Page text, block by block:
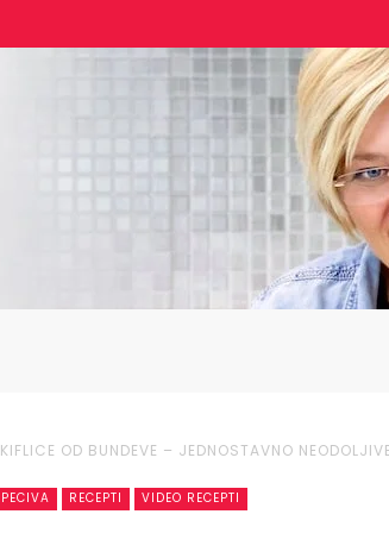
KIFLICE OD BUNDEVE – JEDNOSTAVNO
PECIVA RECEPTI VIDEO RECEPTI